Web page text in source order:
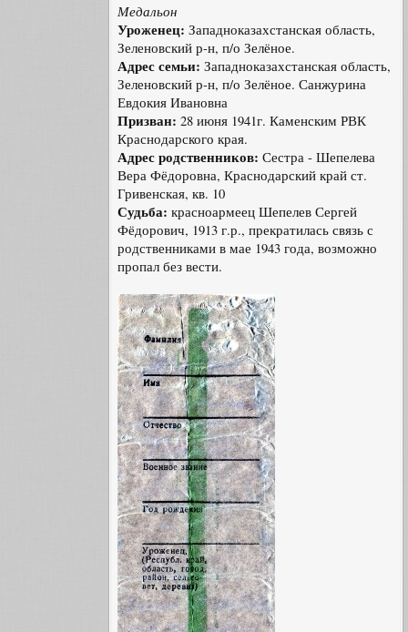
Медальон
Уроженец: Западноказахстанская область,
Зеленовский р-н, п/о Зелёное.
Адрес семьи: Западноказахстанская область,
Зеленовский р-н, п/о Зелёное. Санжурина
Евдокия Ивановна
Призван: 28 июня 1941г. Каменским РВК
Краснодарского края.
Адрес родственников: Сестра - Шепелева
Вера Фёдоровна, Краснодарский край ст.
Гривенская, кв. 10
Судьба: красноармеец Шепелев Сергей
Фёдорович, 1913 г.р., прекратилась связь с
родственниками в мае 1943 года, возможно
пропал без вести.